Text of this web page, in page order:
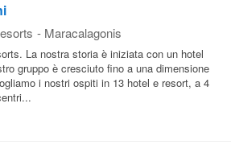
- Maracalagonis
La nostra storia è iniziata con un hotel
gruppo è cresciuto fino a una dimensione
i nostri ospiti in 13 hotel e resort, a 4